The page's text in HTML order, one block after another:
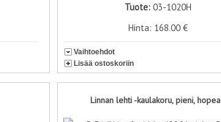
Tuote:03-1020H
Hinta: 168.00 €
Vaihtoehdot
Lisää ostoskoriin
Linnan lehti -kaulakoru, pieni, hopea